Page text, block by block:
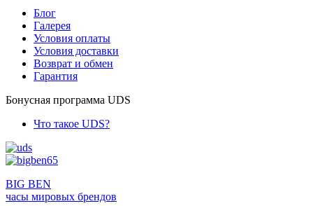
Блог
Галерея
Условия оплаты
Условия доставки
Возврат и обмен
Гарантия
Бонусная программа UDS
Что такое UDS?
BIG BEN
часы мировых брендов